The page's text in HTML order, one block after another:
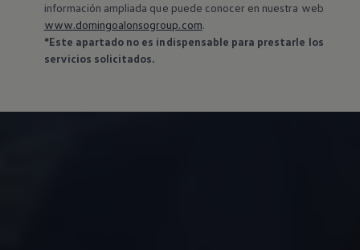
información ampliada que puede conocer en nuestra web
www.domingoalonsogroup.com.
*Este apartado no es indispensable para prestarle los
servicios solicitados.